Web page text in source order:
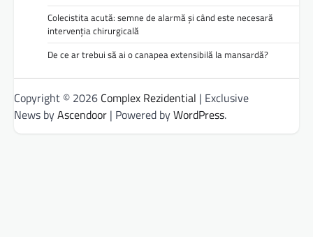
Colecistita acută: semne de alarmă și când este necesară
intervenția chirurgicală
De ce ar trebui să ai o canapea extensibilă la mansardă?
Copyright © 2026 Complex Rezidential | Exclusive
News byAscendoor | Powered byWordPress.